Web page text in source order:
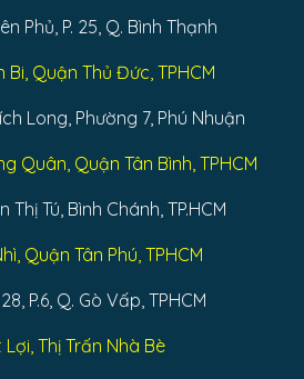
Phủ, P. 25, Q. Bình Thạnh
Quận Thủ Đức, TPHCM
Long, Phường 7, Phú Nhuận
Quân, Quận Tân Bình, TPHCM
Tú, Bình Chánh, TP.HCM
Quận Tân Phú, TPHCM
P.6, Q. Gò Vấp, TPHCM
Thị Trấn Nhà Bè